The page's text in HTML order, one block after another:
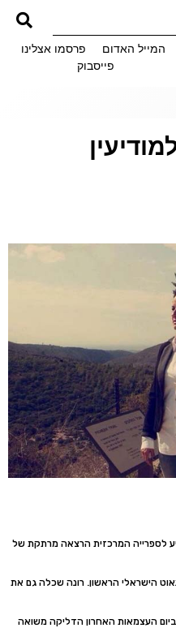
המייל האדום
פרסמו אצלינו
פייסבוק
ספטמבר (יום שלישי 6.9) תגיע לספרייה המרכזית הרצאה מרתקת של
הישראלי הראשון. רונה שכלה גם את
העצמאות האחרון הדליקה משואה